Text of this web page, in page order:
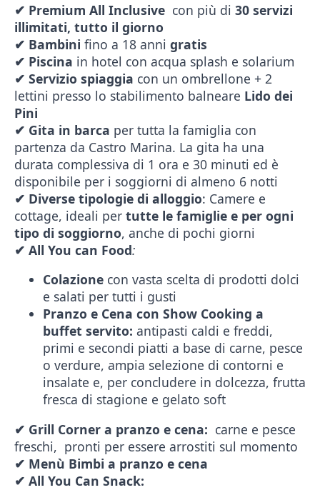
✔ Premium All Inclusive con più di 30 servizi
illimitati, tutto il giorno
✔ Bambini fino a 18 anni gratis
✔ Piscina in hotel con acqua splash e solarium
✔ Servizio spiaggia con un ombrellone + 2
lettini presso lo stabilimento balneare Lido dei
Pini
✔ Gita in barca per tutta la famiglia con
partenza da Castro Marina. La gita ha una
durata complessiva di 1 ora e 30 minuti ed è
disponibile per i soggiorni di almeno 6 notti
✔ Diverse tipologie di alloggio: Camere e
cottage, ideali per tutte le famiglie e per ogni
tipo di soggiorno, anche di pochi giorni
✔ All You can Food:
Colazione con vasta scelta di prodotti dolci
e salati per tutti i gusti
Pranzo e Cena con Show Cooking a
buffet servito: antipasti caldi e freddi,
primi e secondi piatti a base di carne, pesce
o verdure, ampia selezione di contorni e
insalate e, per concludere in dolcezza, frutta
fresca di stagione e gelato soft
✔ Grill Corner a pranzo e cena: carne e pesce
freschi, pronti per essere arrostiti sul momento
✔ Menù Bimbi a pranzo e cena
✔ All You Can Snack: